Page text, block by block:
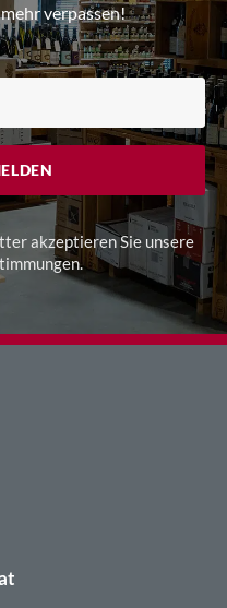
verpassen!
akzeptieren Sie unsere
.